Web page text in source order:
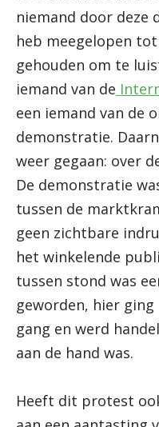
niemand door deze
heb meegelopen
gehouden om te
iemand van de
een iemand van de
demonstratie.
weer gegaan: over
De demonstratie
tussen de
geen zichtbare
het winkelende
tussen stond was
geworden, hier
gang en werd
aan de hand was.
Heeft dit protest